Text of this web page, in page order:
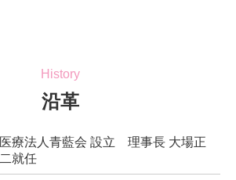
History
沿革
医療法人青藍会 設立 理事長 大場正
二就任